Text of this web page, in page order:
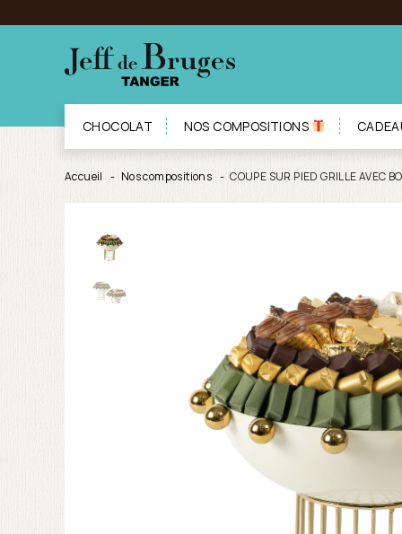
CHOCOLAT NOS COMPOSITIONS
Accueil Nos compositions COUPE SUR PIED GRILLE AVEC